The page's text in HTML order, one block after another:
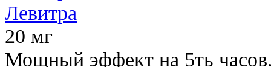
Левитра
20 мг
Мощный эффект на 5ть